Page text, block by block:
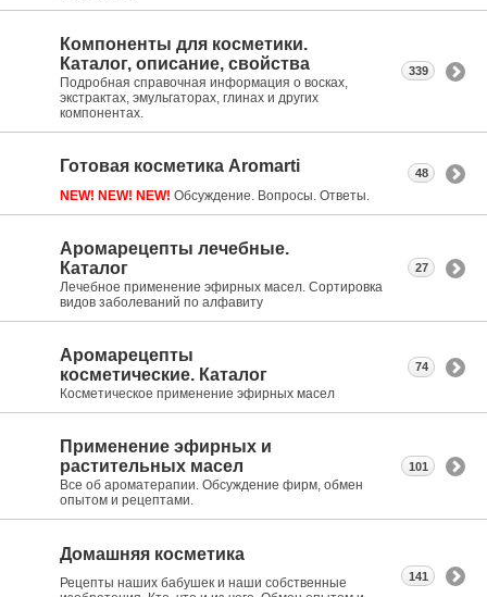
Компоненты для косметики.
Каталог, описание, свойства
Подробная справочная информация о восках,
экстрактах, эмульгаторах, глинах и других
компонентах.
339
Готовая косметика Aromarti
NEW! NEW! NEW! Обсуждение. Вопросы. Ответы.
48
Аромарецепты лечебные.
Каталог
Лечебное применение эфирных масел. Сортировка
видов заболеваний по алфавиту
27
Аромарецепты
косметические. Каталог
Косметическое применение эфирных масел
74
Применение эфирных и
растительных масел
Все об ароматерапии. Обсуждение фирм, обмен
опытом и рецептами.
101
Домашняя косметика
Рецепты наших бабушек и наши собственные
141